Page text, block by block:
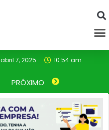
abril 7, 2025 10:54 am
PRÓXIMO Próximo